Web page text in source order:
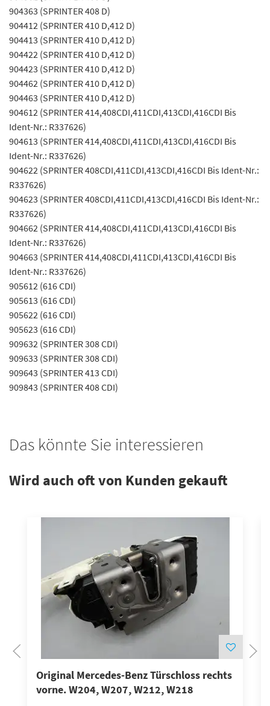
904363 (SPRINTER 408 D)
904412 (SPRINTER 410 D,412 D)
904413 (SPRINTER 410 D,412 D)
904422 (SPRINTER 410 D,412 D)
904423 (SPRINTER 410 D,412 D)
904462 (SPRINTER 410 D,412 D)
904463 (SPRINTER 410 D,412 D)
904612 (SPRINTER 414,408CDI,411CDI,413CDI,416CDI Bis
Ident-Nr.: R337626)
904613 (SPRINTER 414,408CDI,411CDI,413CDI,416CDI Bis
Ident-Nr.: R337626)
904622 (SPRINTER 408CDI,411CDI,413CDI,416CDI Bis Ident-Nr.:
R337626)
904623 (SPRINTER 408CDI,411CDI,413CDI,416CDI Bis Ident-Nr.:
R337626)
904662 (SPRINTER 414,408CDI,411CDI,413CDI,416CDI Bis
Ident-Nr.: R337626)
904663 (SPRINTER 414,408CDI,411CDI,413CDI,416CDI Bis
Ident-Nr.: R337626)
905612 (616 CDI)
905613 (616 CDI)
905622 (616 CDI)
905623 (616 CDI)
909632 (SPRINTER 308 CDI)
909633 (SPRINTER 308 CDI)
909643 (SPRINTER 413 CDI)
909843 (SPRINTER 408 CDI)
Das könnte Sie interessieren
Wird auch oft von Kunden gekauft
Original Mercedes-Benz Türschloss rechts
vorne. W204, W207, W212, W218